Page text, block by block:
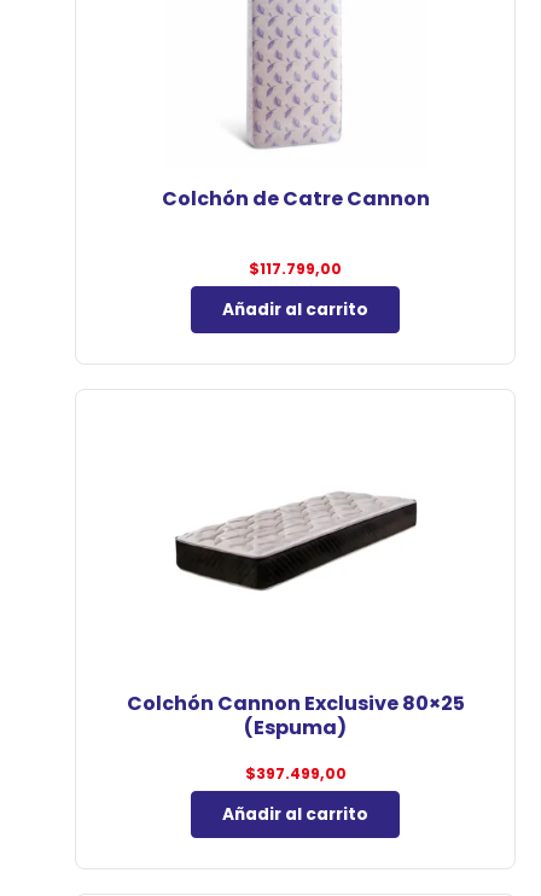
Colchón de Catre Cannon
$117.799,00
Añadir al carrito
Colchón Cannon Exclusive 80×25
(Espuma)
$397.499,00
Añadir al carrito